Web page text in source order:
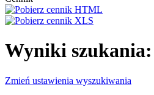
Wyniki
Zmień ustawienia wyszukiwania